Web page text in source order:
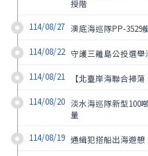
授階
114/08/27 澳底海巡隊PP-3529
114/08/22 守護三離島公投選
114/08/21 【北臺岸海聯合掃
114/08/20 淡水海巡隊新型100
量
114/08/19 通緝犯搭船出海遊